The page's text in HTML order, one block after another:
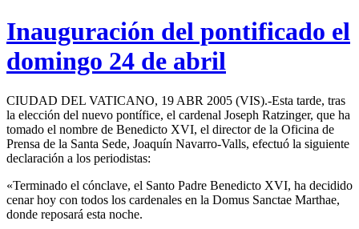
Inauguración del pontificado el
domingo 24 de abril
CIUDAD DEL VATICANO, 19 ABR 2005 (VIS).-Esta tarde, tras
la elección del nuevo pontífice, el cardenal Joseph Ratzinger, que ha
tomado el nombre de Benedicto XVI, el director de la Oficina de
Prensa de la Santa Sede, Joaquín Navarro-Valls, efectuó la siguiente
declaración a los periodistas:
«Terminado el cónclave, el Santo Padre Benedicto XVI, ha decidido
cenar hoy con todos los cardenales en la Domus Sanctae Marthae,
donde reposará esta noche.